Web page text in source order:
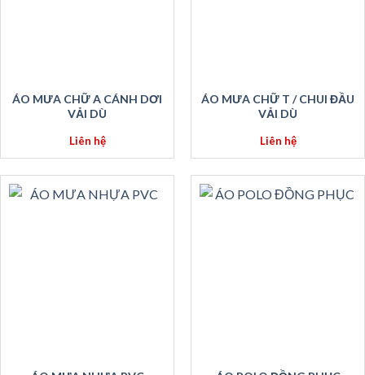
ÁO MƯA CHỮ A CÁNH DƠI
VẢI DÙ
Liên hệ
ÁO MƯA CHỮ T / CHUI ĐẦU
VẢI DÙ
Liên hệ